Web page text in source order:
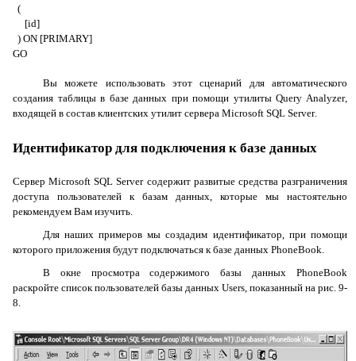
(
[id]
) ON [PRIMARY]
GO
Вы можете использовать этот сценарий для автоматического
создания таблицы в базе данных при помощи утилитыQuery Analyzer,
входящей в состав клиентских утилит сервера Microsoft SQL Server.
Идентификатор для подключения к базе данных
СерверMicrosoft SQL Serverсодержит развитые средства разграничения
доступа пользователей к базам данных, которые мы настоятельно
рекомендуем Вам изучить.
Для наших примеров мы создадим идентификатор, при помощи
которого приложения будут подключаться к базе данных PhoneBook.
В окне просмотра содержимого базы данных PhoneBook
раскройте список пользователей базы данных Users, показанный на рис. 9-
8.